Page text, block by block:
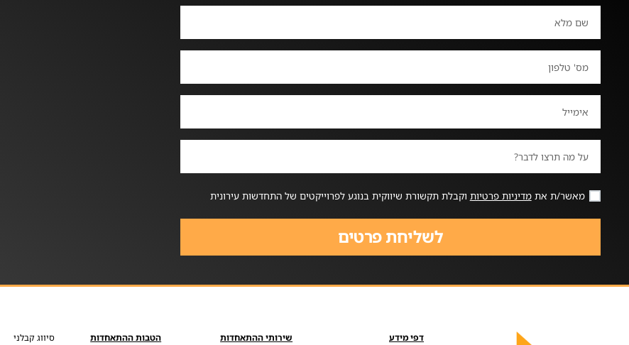
מאשר/ת אתמדיניות פרטיות וקבלת תקשורת שיווקית בנוגע לפרוייקטים של התחדשות עירונית
לשליחת פרטים
דפי מידע
שירותי ההתאחדות
הטבות ההתאחדות
סיווג קבלני